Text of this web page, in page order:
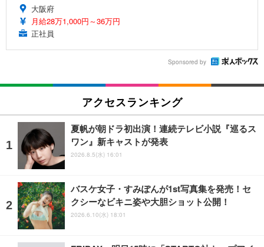
大阪府
月給28万1,000円～36万円
正社員
Sponsored by
アクセスランキング
夏帆が朝ドラ初出演！連続テレビ小説『巡るス
ワン』新キャストが発表
2026.8.5(水) 16:01
バスケ女子・すみぽんが1st写真集を発売！セ
クシーなビキニ姿や大胆ショット公開！
2026.6.10(水) 18:01